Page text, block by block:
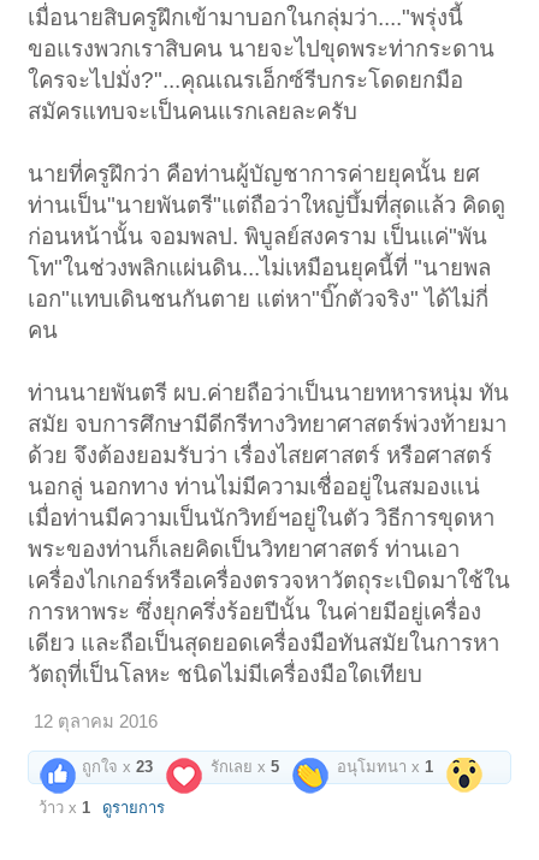
เมื่อนายสิบครูฝึกเข้ามาบอกในกลุ่มว่า...."พรุ่งนี้
ขอแรงพวกเราสิบคน นายจะไปขุดพระท่ากระดาน
ใครจะไปมั่ง?"...คุณเณรเอ็กซ์รีบกระโดดยกมือ
สมัครแทบจะเป็นคนแรกเลยละครับ
นายที่ครูฝึกว่า คือท่านผู้บัญชาการค่ายยุคนั้น ยศ
ท่านเป็น"นายพันตรี"แต่ถือว่าใหญ่บึ้มที่สุดแล้ว คิดดู
ก่อนหน้านั้น จอมพลป. พิบูลย์สงคราม เป็นแค่"พัน
โท"ในช่วงพลิกแผ่นดิน...ไม่เหมือนยุคนี้ที่ "นายพล
เอก"แทบเดินชนกันตาย แต่หา"บิ๊กตัวจริง" ได้ไม่กี่
คน
ท่านนายพันตรี ผบ.ค่ายถือว่าเป็นนายทหารหนุ่ม ทัน
สมัย จบการศึกษามีดีกรีทางวิทยาศาสตร์พ่วงท้ายมา
ด้วย จึงต้องยอมรับว่า เรื่องไสยศาสตร์ หรือศาสตร์
นอกลู่ นอกทาง ท่านไม่มีความเชื่ออยู่ในสมองแน่
เมื่อท่านมีความเป็นนักวิทย์ฯอยู่ในตัว วิธีการขุดหา
พระของท่านก็เลยคิดเป็นวิทยาศาสตร์ ท่านเอา
เครื่องไกเกอร์หรือเครื่องตรวจหาวัตถุระเบิดมาใช้ใน
การหาพระ ซึ่งยุกครึ่งร้อยปีนั้น ในค่ายมีอยู่เครื่อง
เดียว และถือเป็นสุดยอดเครื่องมือทันสมัยในการหา
วัตถุที่เป็นโลหะ ชนิดไม่มีเครื่องมือใดเทียบ
12 ตุลาคม 2016
ถูกใจ x23 รักเลย x5 อนุโมทนา x 1
ว้าว x 1 ดูรายการ